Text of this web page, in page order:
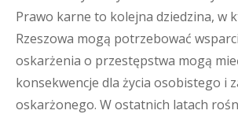
Prawo karne to kolejna dziedzina, w
Rzeszowa mogą potrzebować
oskarżenia o przestępstwa mogą
konsekwencje dla życia osobistego i
oskarżonego. W ostatnich latach